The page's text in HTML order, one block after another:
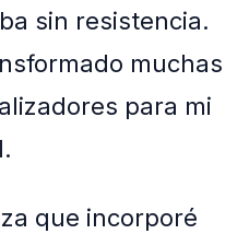
sin resistencia.
muchas
para mi
que incorporé